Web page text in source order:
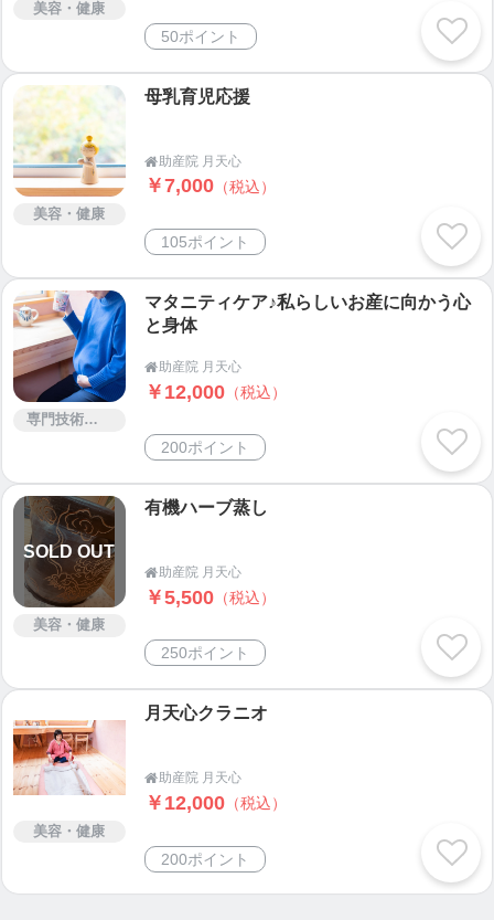
美容・健康
50ポイント
美容・健康
母乳育児応援
助産院 月天心
￥7,000 （税込）
105ポイント
専門技術サービス
マタニティケア♪私らしいお産に向かう心
と身体
助産院 月天心
￥12,000 （税込）
200ポイント
SOLD OUT
美容・健康
有機ハーブ蒸し
助産院 月天心
￥5,500 （税込）
250ポイント
美容・健康
月天心クラニオ
助産院 月天心
￥12,000 （税込）
200ポイント